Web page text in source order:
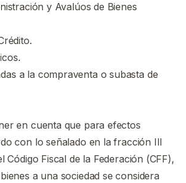
y Avalúos de Bienes
a la compraventa o subasta de
en cuenta que para efectos
con lo señalado en la fracción III
Código Fiscal de la Federación (CFF),
a una sociedad se considera